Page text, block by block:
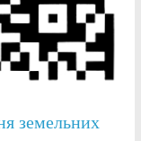
земельних